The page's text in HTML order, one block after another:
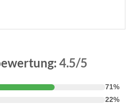
4.5/5
71%
22%